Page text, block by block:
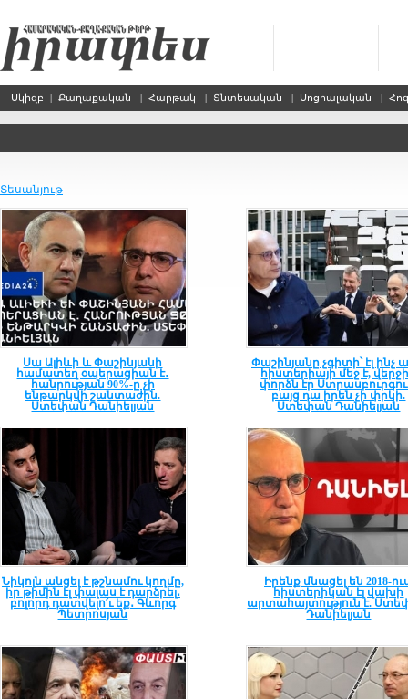
Սկիզբ | Քաղաքական | Հարթակ | Տնտեսական | Սոցիալական |
Տեսանյութ
Սա Ալիևի և Փաշինյանի
համատեղ օպերացիան է․
հանրության 90%-ը չի
ենթարկվի շանտաժին.
Ստեփան Դանիելյան
Փաշինյանը չգիտի՝ էլ ինչ
հիստերիայի մեջ է,
փորձն էր
բայց դա իրեն չի փրկի.
Ստեփան Դանիելյան
Նիկոլն անցել է թշնամու կողմը,
իր թիմին էլ փալաս է դարձրել․
բոլորդ դատվելո՛ւ եք․ Գևորգ
Պետրոսյան
Իրենք մնացել են 2018-
հիստերիկան էլ վախի
արտահայտություն է.
Դանիելյան